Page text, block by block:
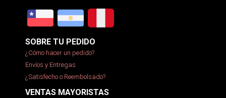
SOBRE TU PEDIDO
¿Cómo hacer un pedido?
Envíos y Entregas
¿Satisfecho o Reembolsado?
VENTAS MAYORISTAS